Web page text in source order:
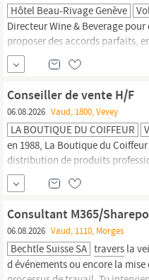
Hôtel Beau-Rivage Genève
Directeur Wine & Beverage
proposer des accords parfaits,
clientèle. Être force de
àtravers
des offres saisonnières
événementielles exclusives. 4.
le lancement
Conseiller de vente H/F
06.08.2026 Vaud, 1800, Vevey
LA BOUTIQUE DU COIFFEUR
en 1988, La Boutique du
distribution de produits
Avec plus de 1700 salariés,
Luxembourg, en Suisse et en
magasins. Avec 30 nouveaux
Consultant M365/
06.08.2026 Vaud, 1110, Morges
Bechtle Suisse SA travers la
d événements ou encore la